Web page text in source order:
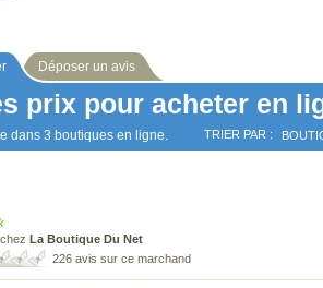
Déposer un avis
prix pour acheter en
dans 3 boutiques en ligne. TRIER PAR :
La Boutique Du Net
226 avis sur ce marchand